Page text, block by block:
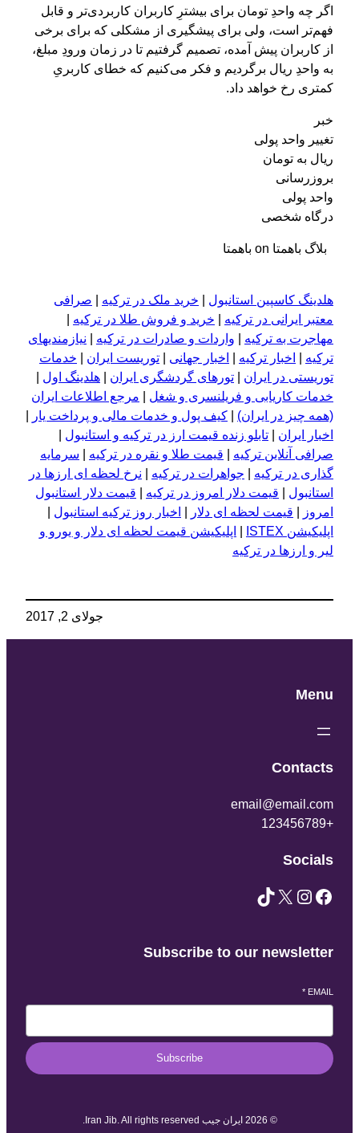
اگر چه واحدِ تومان برای بیشترِ کاربران کاربردی‌تر و قابل
فهم‌تر است، ولی برای پیشگیری از مشکلی که برای برخی
از کاربران پیش آمده، تصمیم گرفتیم تا در زمان ورودِ مبلغ،
به واحدِ ریال برگردیم و فکر می‌کنیم که خطای کاربریِ
کمتری رخ خواهد داد.
خبر
تغییر واحد پولی
ریال به تومان
بروزرسانی
واحد پولی
درگاه شخصی
بلاگ باهمتا on باهمتا
هلدینگ کاسپین استانبول خرید ملک در ترکیه
صرافی
معتبر ایرانی در ترکیه
خرید و فروش طلا در ترکیه
مهاجرت به ترکیه
واردات و صادرات در ترکیه
نیازمندیهای
ترکیه
اخبار ترکیه اخبار جهانی توریست ایران
خدمات
توریستی در ایران
تورهای گردشگری ایران هلدینگ اول
خدمات کاریابی و فریلنسری و شغل
مرجع اطلاعات ایران
(همه چیز در ایران)
کیف پول و خدمات مالی و پرداخت یار
اخبار ایران
تابلو زنده قیمت ارز در ترکیه و استانبول
صرافی آنلاین ترکیه
قیمت طلا و نقره در ترکیه
سرمایه
گذاری در ترکیه
جواهرات در ترکیه
نرخ لحظه ای ارزها در
استانبول
قیمت دلار امروز در ترکیه
قیمت دلار استانبول
امروز
قیمت لحظه ای دلار اخبار روز ترکیه استانبول
اپلیکیشن ISTEX
اپلیکیشن قیمت لحظه ای دلار و یورو و
لیر و ارزها در ترکیه
جولای 2, 2017
Menu
Contacts
email@email.com
+123456789
Socials
Facebook
Instagram
X
TikTok
Subscribe to our newsletter
EMAIL
*
Subscribe
© 2026 ایران جیب Iran Jib. All rights reserved.